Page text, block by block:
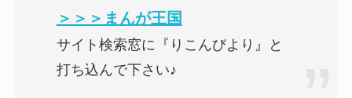
＞＞＞まんが王国
サイト検索窓に『りこんびより』と
打ち込んで下さい♪